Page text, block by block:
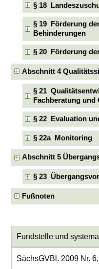
§ 18
§ 19 Förderung
Behinderungen
§ 20 Förderung
Abschnitt 4
§ 21
Fachberatung und
§ 22 Evaluation
§ 22a Monitoring
Abschnitt 5
§ 23
Fußnoten
Fundstelle und
SächsGVBl. 2009 Nr.